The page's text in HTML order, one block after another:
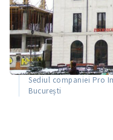
Sediul companiei Pro
București